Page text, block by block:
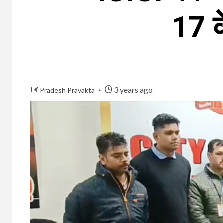
17
Pradesh Pravakta 3 years ago